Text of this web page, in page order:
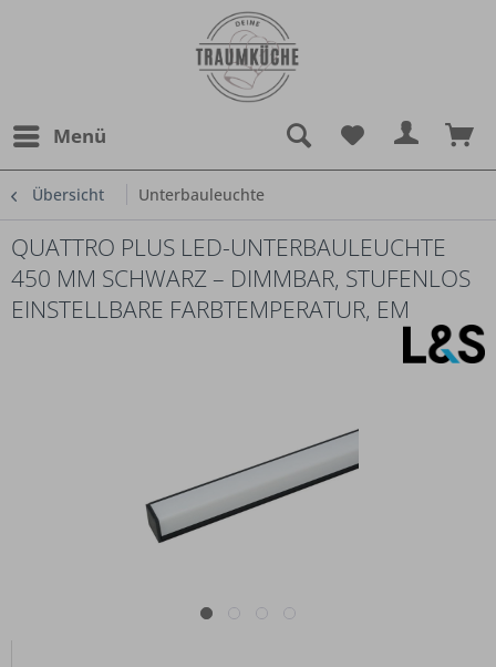
Menü
Übersicht Unterbauleuchte
QUATTRO PLUS LED-UNTERBAULEUCHTE
450 MM SCHWARZ – DIMMBAR, STUFENLOS
EINSTELLBARE FARBTEMPERATUR, EM